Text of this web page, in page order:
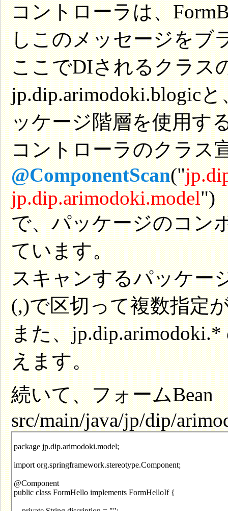
コントローラは、
しこのメッセージをブ
ここでDIされるクラス
jp.dip.arimodoki.blogic
ッケージ階層を使用す
コントローラのクラス
@ComponentScan("
jp.dip.arimodoki.model")
で、パッケージのコン
ています。
スキャンするパッケー
(,)で区切って複数指定
また、
えます。
続いて、フォームBean
src/main/java/jp/dip/